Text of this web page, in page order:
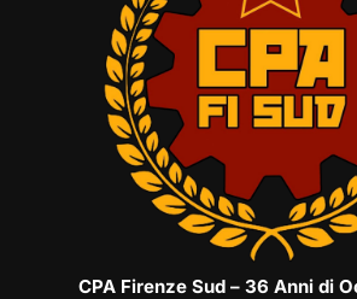
CPA Firenze Sud – 36 Anni di